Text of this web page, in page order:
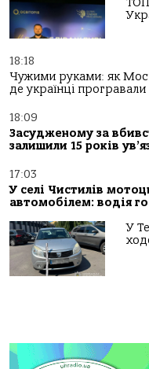
18:18
Чужими руками: як
де українці
18:09
Засудженому за
залишили 15 років
17:03
У селі Чистилів
автомобілем: водія
У